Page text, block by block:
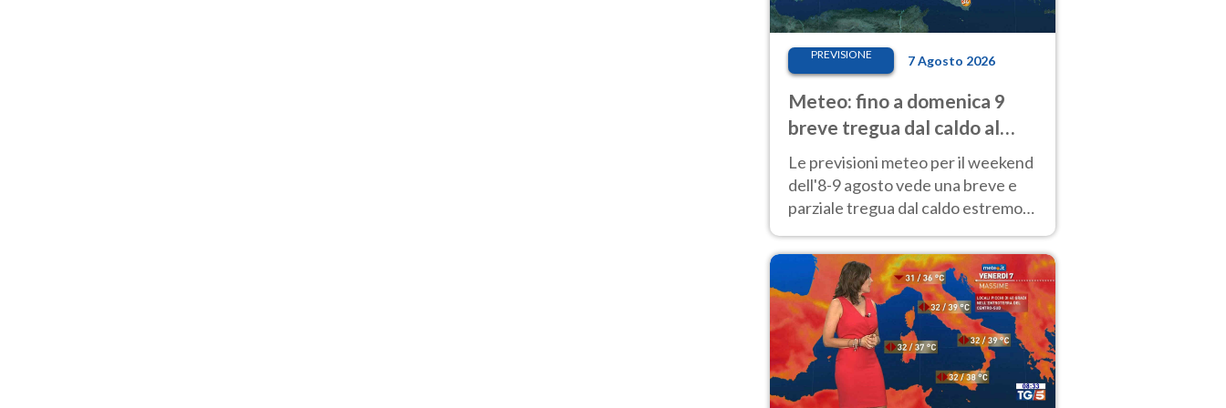
PREVISIONE 7 Agosto 2026
Meteo: fino a domenica 9
breve tregua dal caldo al
Nord! Altrove calura e afa
Le previsioni meteo per il weekend
dell'8-9 agosto vede una breve e
parziale tregua dal caldo estremo
40 gradi.